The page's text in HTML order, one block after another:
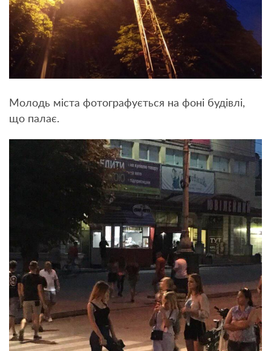
Молодь міста фотографується на фоні будівлі,
що палає.